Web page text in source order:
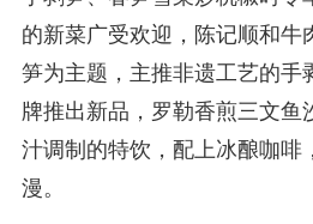
的新菜广受欢迎，陈记顺和牛
笋为主题，主推非遗工艺的手
牌推出新品，罗勒香煎三文鱼
汁调制的特饮，配上冰酿咖啡
漫。